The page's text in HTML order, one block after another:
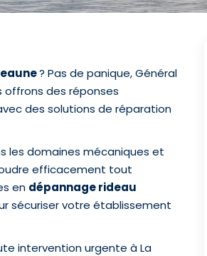
? Pas de panique, Général
offrons des réponses
des solutions de réparation
les domaines mécaniques et
efficacement tout
en dépannage rideau
sécuriser votre établissement
intervention urgente à La